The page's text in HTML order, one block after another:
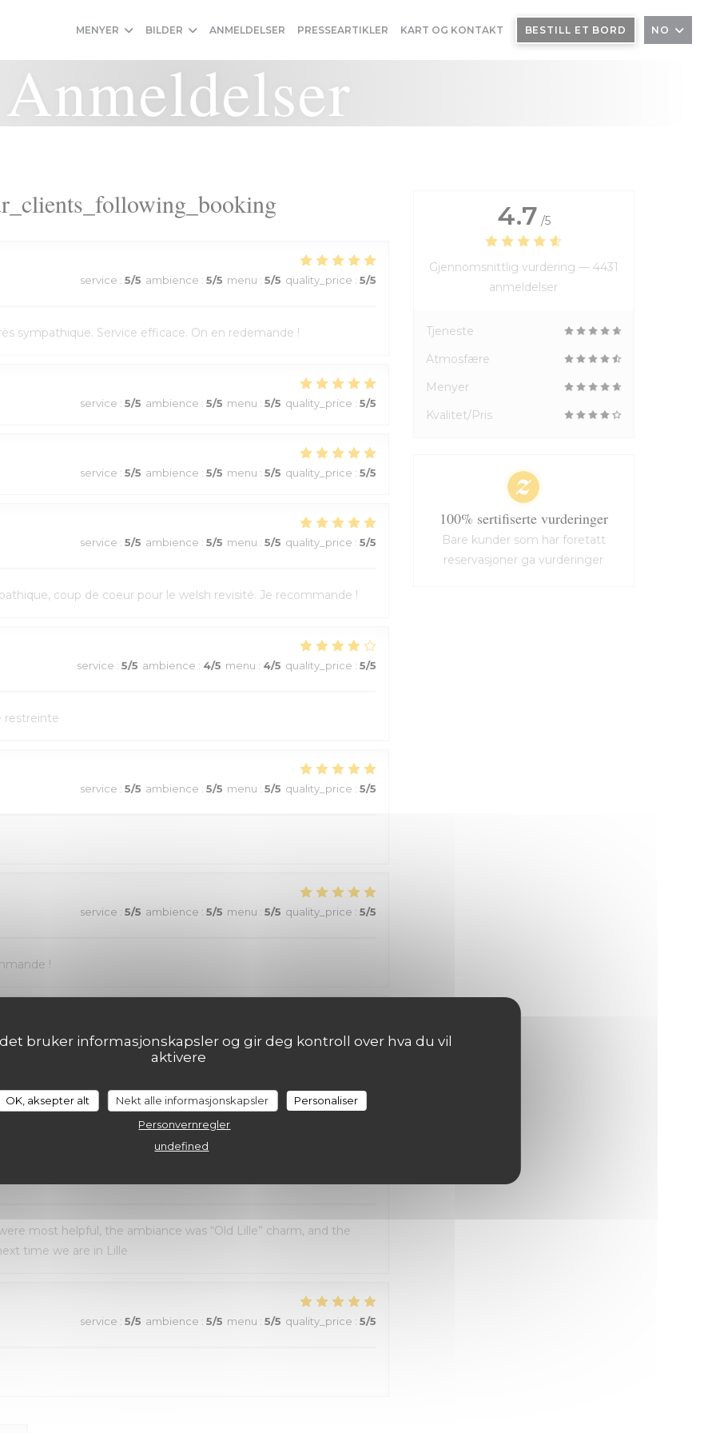
bruker informasjonskapsler og gir deg kontroll over hva du vil
aktivere
OK, aksepter alt Nekt alle informasjonskapsler
Personaliser
Personvernregler
undefined
MENYER BILDER ANMELDELSER PRESSEARTIKLER KART OG KONTAKT BESTILL ET BORD NO
Anmeldelser
service : 5/5 ambience : 5/5 menu : 5/5 quality_price : 5/5
sympathique. Service efficace. On en redemande !
service : 5/5 ambience : 5/5 menu : 5/5 quality_price : 5/5
service : 5/5 ambience : 5/5 menu : 5/5 quality_price : 5/5
service : 5/5 ambience : 5/5 menu : 5/5 quality_price : 5/5
coup de coeur pour le welsh revisité. Je recommande !
service : 5/5 ambience : 4/5 menu : 4/5 quality_price : 5/5
restreinte
service : 5/5 ambience : 5/5 menu : 5/5 quality_price : 5/5
service : 5/5 ambience : 5/5 menu : 5/5 quality_price : 5/5
!
service /5 ambience : menu /5 quality_price
au top et nourriture de très bonne qualité. J’ai pris la cote de
excellentes. Nous recommandons sans aucune hésitation.
most helpful, the ambiance was “Old Lille” charm, and the
time we are in Lille
service : 5/5 ambience : 5/5 menu : 5/5 quality_price : 5/5
4.7 /5
Gjennomsnittlig vurdering — 4431
anmeldelser
Tjeneste
Atmosfære
Menyer
Kvalitet/Pris
100% sertifiserte vurderinger
Bare kunder som har foretatt
reservasjoner ga vurderinger